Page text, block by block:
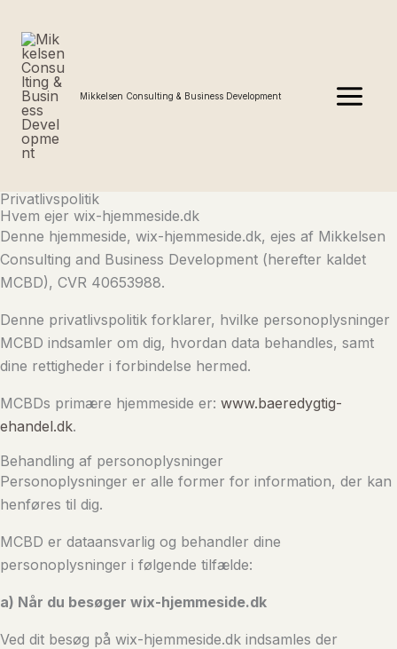
indholdet
Mikkelsen Consulting & Business Development
Privatlivspolitik
Hvem ejer wix-hjemmeside.dk
Denne hjemmeside, wix-hjemmeside.dk, ejes af Mikkelsen
Consulting and Business Development (herefter kaldet
MCBD), CVR 40653988.
Denne privatlivspolitik forklarer, hvilke personoplysninger
MCBD indsamler om dig, hvordan data behandles, samt
dine rettigheder i forbindelse hermed.
MCBDs primære hjemmeside er: www.baeredygtig-
ehandel.dk.
Behandling af personoplysninger
Personoplysninger er alle former for information, der kan
henføres til dig.
MCBD er dataansvarlig og behandler dine
personoplysninger i følgende tilfælde:
a) Når du besøger wix-hjemmeside.dk
Ved dit besøg på wix-hjemmeside.dk indsamles der